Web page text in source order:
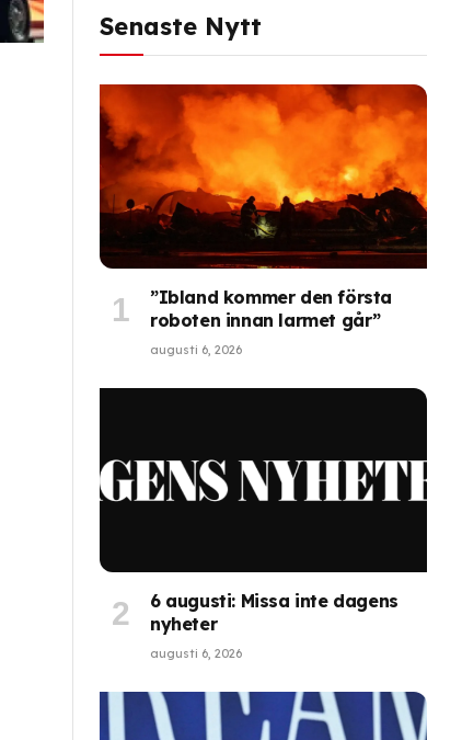
Senaste Nytt
”Ibland kommer den första
roboten innan larmet går”
augusti 6, 2026
6 augusti: Missa inte dagens
nyheter
augusti 6, 2026